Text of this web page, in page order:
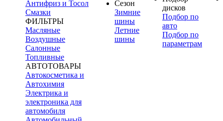
Антифриз и Тосол
Смазки
ФИЛЬТРЫ
Масляные
Воздушные
Салонные
Топливные
АВТОТОВАРЫ
Автокосметика и
Автохимия
Электрика и
электроника для
автомобиля
Сезон
Зимние
шины
Летние
шины
дисков
Подбор по
авто
Подбор по
параметрам